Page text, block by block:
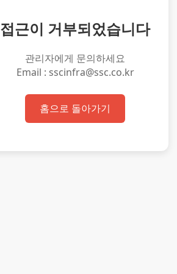
접근이 거부되었습니다
관리자에게 문의하세요
Email : sscinfra@ssc.co.kr
홈으로 돌아가기